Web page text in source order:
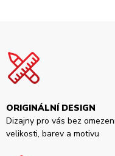
ORIGINÁLNÍ DESIGN
Dizajny pro vás bez
velikosti, barev a motivu